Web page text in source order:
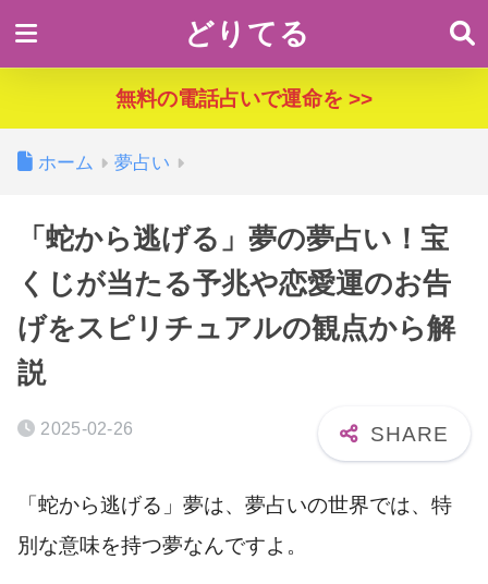
どりてる
無料の電話占いで運命を >>
ホーム 夢占い
「蛇から逃げる」夢の夢占い！宝
くじが当たる予兆や恋愛運のお告
げをスピリチュアルの観点から解
説
2025-02-26
「蛇から逃げる」夢は、夢占いの世界では、特
別な意味を持つ夢なんですよ。